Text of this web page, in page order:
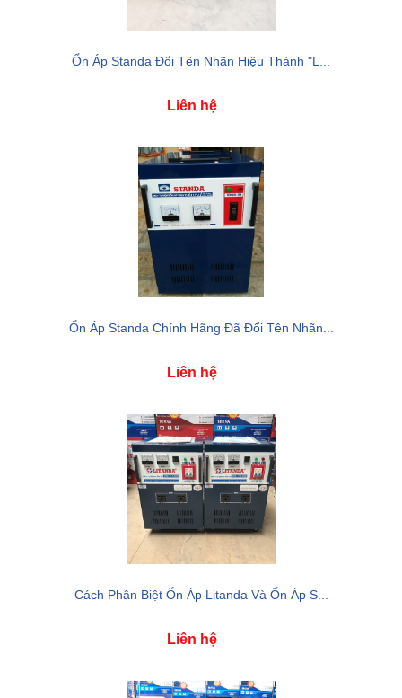
Ổn Áp Standa Đổi Tên Nhãn Hiệu Thành "L...
Liên hệ
Ổn Áp Standa Chính Hãng Đã Đổi Tên Nhãn...
Liên hệ
Cách Phân Biệt Ổn Áp Litanda Và Ổn Áp S...
Liên hệ